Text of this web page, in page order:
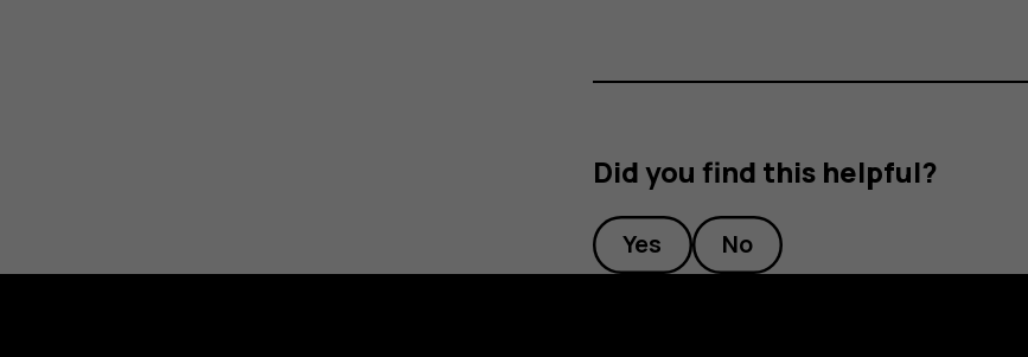
Did you find this helpful?
Yes No